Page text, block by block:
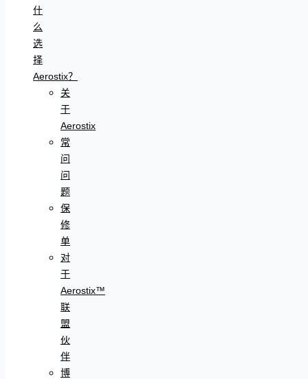
什
么
选
择
Aerostix？
关
于
Aerostix
常
问
问
题
保
修
单
对
于
Aerostix™
联
盟
伙
伴
博